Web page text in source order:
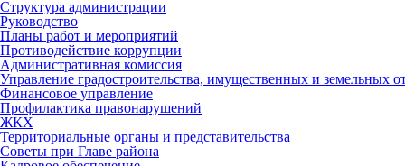
Структура администрации
Руководство
Планы работ и мероприятий
Противодействие коррупции
Административная комиссия
Управление градостроительства, имущественных и земельных
Финансовое управление
Профилактика правонарушений
ЖКХ
Территориальные органы и представительства
Советы при Главе района